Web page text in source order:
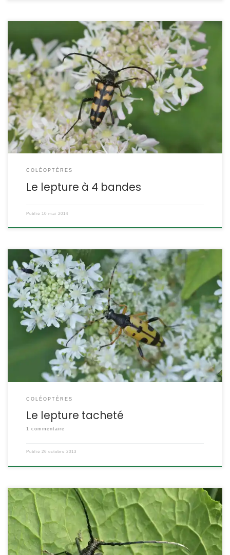
Cette lepture se reconnaît aisément à la coloration de ses élytres,
jaunes avec 4 larges bandes noires. Pas vraiment rare, cette
espèce est toutefois assez localisée. Leptura quadrifasciata
POSITION SYSTÉMATIQUE : Insecte Coléoptère Famille des
Cerambycidae ETYMOLOGIE : Leptura = à extrémité mince et
quadrifasciata = à 4 bandes. DESCRIPTION : Taille : entre 10 et […]
COLÉOPTÈRES
Le lepture à 4 bandes
Publié 10 mai 2014
Un longicorne élégant, visible sur les ombellifères, et
reconnaissable à ses élytres jaunes tachetés de noir. Rutpela
maculata (ex- Strangalia maculata)(ex- Leptura maculata).
POSITION SYSTÉMATIQUE : Insecte Coléoptère Famille des
Cerambycidae ETYMOLOGIE : maculata = tacheté. DESCRIPTION :
Taille : 14 à 20 mm Forme, allure : ce cérambycidé est très
allongé, qui se rétrécit vers l’arrière. […]
COLÉOPTÈRES
Le lepture tacheté
1 commentaire
Publié 26 octobre 2013
Au premier coup d’œil on reconnait un longicorne à ses
antennes. Plus longues chez le mâle, elle ont ici la longueur du
corps. Cerambyx scopolii POSITION SYSTÉMATIQUE : Insecte,